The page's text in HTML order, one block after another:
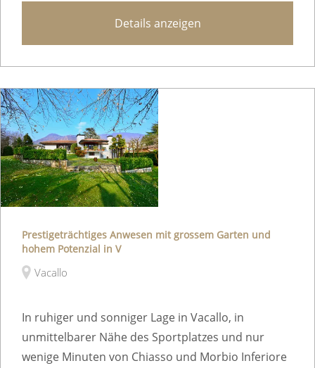
Details anzeigen
Prestigeträchtiges Anwesen mit grossem Garten und
hohem Potenzial in V
Vacallo
In ruhiger und sonniger Lage in Vacallo, in
unmittelbarer Nähe des Sportplatzes und nur
wenige Minuten von Chiasso und Morbio Inferiore